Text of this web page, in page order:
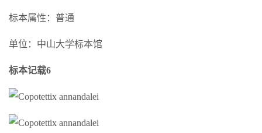
标本属性：普通
单位：中山大学标本馆
标本记载6